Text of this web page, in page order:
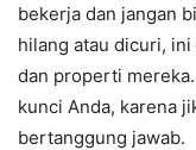
bekerja dan jangan
hilang atau dicuri, ini
dan properti
kunci Anda, karena
bertanggung jawab.